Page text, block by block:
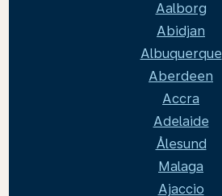
Aalborg
Abidjan
Albuquerque
Aberdeen
Accra
Adelaide
Ålesund
Malaga
Ajaccio